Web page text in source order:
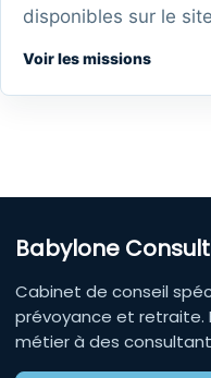
disponibles sur le
Voir les missions
Babylone
Cabinet de conseil
prévoyance et retraite.
métier à des